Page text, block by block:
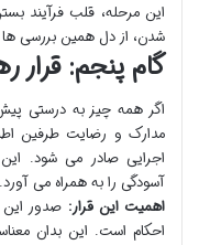
این مرحله، قلب فرآیند
شدن، از دل همین بررسی
گام پنجم: قرار
اگر همه چیز به درستی
مدارک و رضایت طرفین
اجرایی صادر می شود.
آسودگی را به همراه می آورد.
اهمیت این قرار: صدور این
احکام است. این بدان